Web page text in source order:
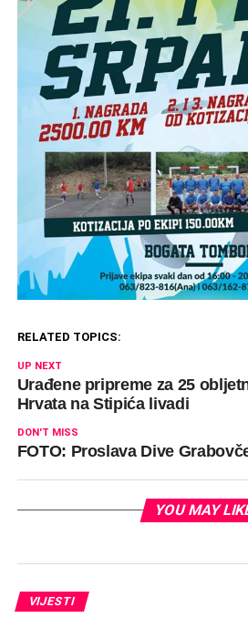
RELATED TOPICS:
UP NEXT
Urađene pripreme za 25
Hrvata na Stipića livadi
DON'T MISS
FOTO: Proslava Dive
YOU MAY
VIJESTI